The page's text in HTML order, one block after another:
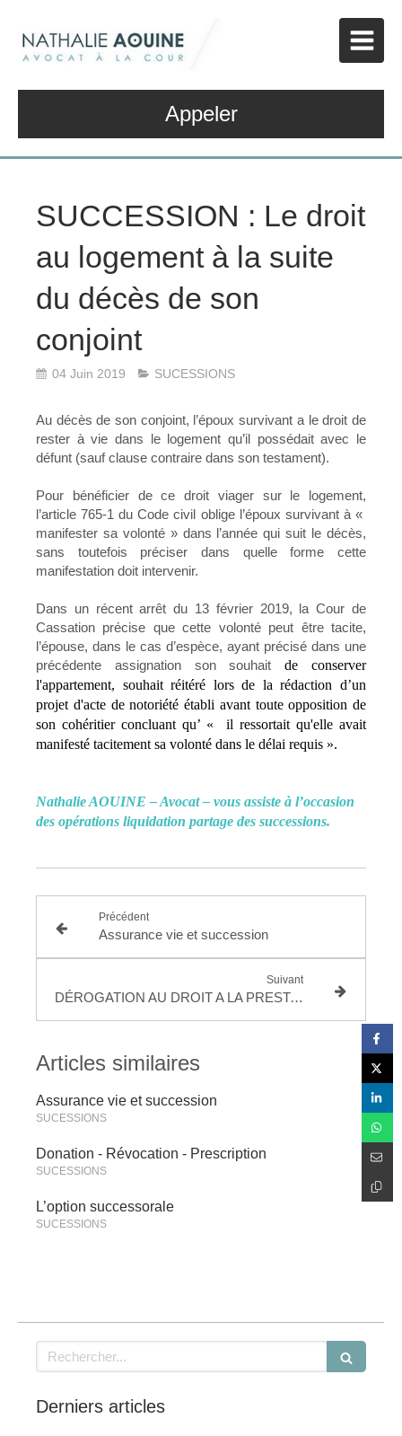
Appeler
SUCCESSION : Le droit
au logement à la suite
du décès de son
conjoint
04 Juin 2019 SUCESSIONS
Au décès de son conjoint, l’époux survivant a le droit de
rester à vie dans le logement qu’il possédait avec le
défunt (sauf clause contraire dans son testament).
Pour bénéficier de ce droit viager sur le logement,
l’article 765-1 du Code civil oblige l’époux survivant à «
manifester sa volonté » dans l’année qui suit le décès,
sans toutefois préciser dans quelle forme cette
manifestation doit intervenir.
Dans un récent arrêt du 13 février 2019, la Cour de
Cassation précise que cette volonté peut être tacite,
l’épouse, dans le cas d’espèce, ayant précisé dans une
précédente assignation son souhaitde conserver
l'appartement, souhait réitéré lors de la rédaction d’un
projet d'acte de notoriété établi avant toute opposition de
son cohéritier concluant qu’ «
il ressortait qu'elle avait
manifesté tacitement sa volonté dans le délai requis ».
Nathalie AOUINE – Avocat – vous assiste à l’occasion
des opérations liquidation partage des successions.
Précédent
Assurance vie et succession
Suivant
DÉROGATION AU DROIT A LA PRESTATION COMPENSATOIRE
Articles similaires
Assurance vie et succession
SUCESSIONS
Donation - Révocation - Prescription
SUCESSIONS
L’option successorale
SUCESSIONS
Rechercher
Derniers articles